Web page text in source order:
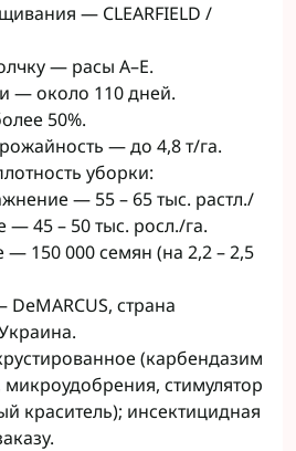
— CLEARFIELD /
— расы A–E.
— около 110 дней.
50%.
— до 4,8 т/га.
уборки:
— 55 – 65 тыс. растл./
— 45 – 50 тыс. росл./га.
150 000 семян (на 2,2 – 2,5
страна
(карбендазим
стимулятор
краситель); инсектицидная